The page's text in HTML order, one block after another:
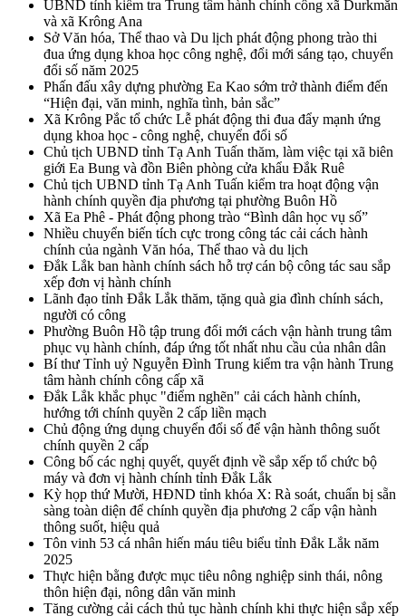
UBND tỉnh kiểm tra Trung tâm hành chính công xã Durkmăn
và xã Krông Ana
Sở Văn hóa, Thể thao và Du lịch phát động phong trào thi
đua ứng dụng khoa học công nghệ, đổi mới sáng tạo, chuyển
đổi số năm 2025
Phấn đấu xây dựng phường Ea Kao sớm trở thành điểm đến
“Hiện đại, văn minh, nghĩa tình, bản sắc”
Xã Krông Pắc tổ chức Lễ phát động thi đua đẩy mạnh ứng
dụng khoa học - công nghệ, chuyển đổi số
Chủ tịch UBND tỉnh Tạ Anh Tuấn thăm, làm việc tại xã biên
giới Ea Bung và đồn Biên phòng cửa khẩu Đắk Ruê
Chủ tịch UBND tỉnh Tạ Anh Tuấn kiểm tra hoạt động vận
hành chính quyền địa phương tại phường Buôn Hồ
Xã Ea Phê - Phát động phong trào “Bình dân học vụ số”
Nhiều chuyển biến tích cực trong công tác cải cách hành
chính của ngành Văn hóa, Thể thao và du lịch
Đắk Lắk ban hành chính sách hỗ trợ cán bộ công tác sau sắp
xếp đơn vị hành chính
Lãnh đạo tỉnh Đắk Lắk thăm, tặng quà gia đình chính sách,
người có công
Phường Buôn Hồ tập trung đổi mới cách vận hành trung tâm
phục vụ hành chính, đáp ứng tốt nhất nhu cầu của nhân dân
Bí thư Tỉnh uỷ Nguyễn Đình Trung kiểm tra vận hành Trung
tâm hành chính công cấp xã
Đắk Lắk khắc phục "điểm nghẽn" cải cách hành chính,
hướng tới chính quyền 2 cấp liền mạch
Chủ động ứng dụng chuyển đổi số để vận hành thông suốt
chính quyền 2 cấp
Công bố các nghị quyết, quyết định về sắp xếp tổ chức bộ
máy và đơn vị hành chính tỉnh Đắk Lắk
Kỳ họp thứ Mười, HĐND tỉnh khóa X: Rà soát, chuẩn bị sẵn
sàng toàn diện để chính quyền địa phương 2 cấp vận hành
thông suốt, hiệu quả
Tôn vinh 53 cá nhân hiến máu tiêu biểu tỉnh Đắk Lắk năm
2025
Thực hiện bằng được mục tiêu nông nghiệp sinh thái, nông
thôn hiện đại, nông dân văn minh
Tăng cường cải cách thủ tục hành chính khi thực hiện sắp xếp